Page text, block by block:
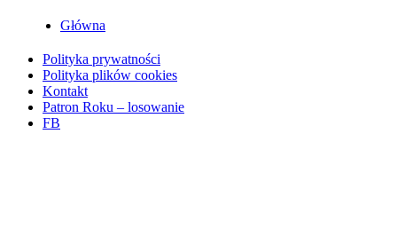
Główna
Polityka prywatności
Polityka plików cookies
Kontakt
Patron Roku – losowanie
FB